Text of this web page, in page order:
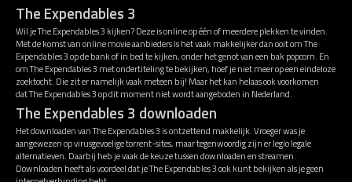
The Expendables 3
Wil je The Expendables 3 kijken? Deze is online op één of meerdere plekken te vinden.
Met de komst van online movie aanbieders is het vaak makkelijker dan ooit om The
Expendables 3 op de bank of in bed te kijken, onder het genot van een bak popcorn. En
om The Expendables 3 met ondertiteling te bekijken, hoef je niet meer op een eindeloze
zoektocht. Die zit er namelijk vaak meteen bij! Maar het kan helaas ook voorkomen
dat The Expendables 3 op dit moment niet wordt aangeboden in Nederland.
The Expendables 3 downloaden
Het downloaden van The Expendables 3 is ontzettend makkelijk. Vroeger was je
aangewezen op virusgevoelige torrent-sites, maar tegenwoordig zijn er legio legale
alternatieven. Daarbij heb je vaak de keuze tussen downloaden en streamen.
Downloaden heeft als voordeel dat je The Expendables 3 ook kunt bekijken als je geen